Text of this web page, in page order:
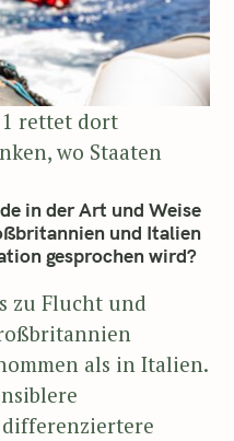
1 rettet dort
wo Staaten
in der Art und Weise
und Italien
gesprochen wird?
zu Flucht und
als in Italien.
differenziertere